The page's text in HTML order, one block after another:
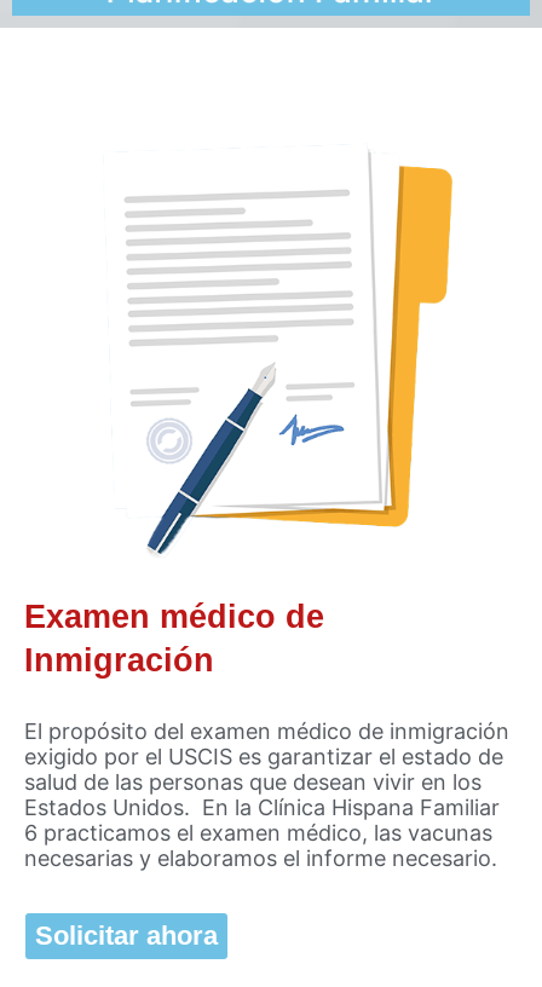
Examen médico de
Inmigración
El propósito del examen médico de inmigración
exigido por el USCIS es garantizar el estado de
salud de las personas que desean vivir en los
Estados Unidos. En la Clínica Hispana Familiar
6 practicamos el examen médico, las vacunas
necesarias y elaboramos el informe necesario.
Solicitar ahora